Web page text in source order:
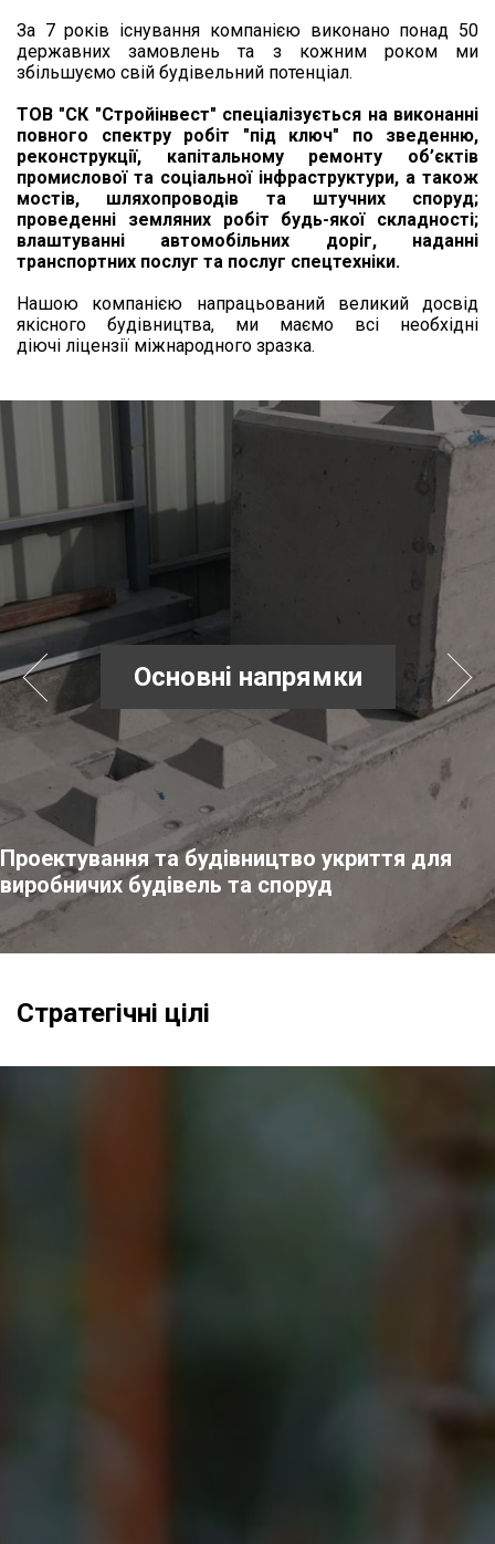
За 7 років існування компанією виконано понад 50
державних замовлень та з кожним роком ми
збільшуємо свій будівельний потенціал.
ТОВ "СК "Стройінвест" спеціалізується на виконанні
повного спектру робіт "під ключ" по зведенню,
реконструкції, капітальному ремонту об’єктів
промислової та соціальної інфраструктури, а також
мостів, шляхопроводів та штучних споруд;
проведенні земляних робіт будь-якої складності;
влаштуванні автомобільних доріг, наданні
транспортних послуг та послуг спецтехніки.
Нашою компанією напрацьований великий досвід
якісного будівництва, ми маємо всі необхідні
діючі ліцензії міжнародного зразка.
Проектування та будівництво укриття для
виробничих будівель та споруд
Основнi напрямки
Стратегічні цілі